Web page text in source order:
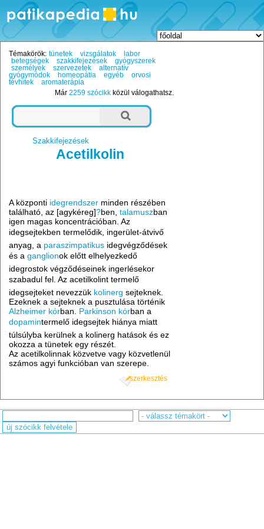
Témakörök: tünetek vizsgálatok
labor
betegségek
szakkifejezések
gyógyszerek
személyek
szervezetek
alternatív
gyógymódok
homeopátia egyéb
orvosi
tévhitek
aromaterápia
Már2259 szócikk közül válogathatsz.
Szakkifejezések
Acetilkolin
A központi idegrendszer minden részében
található, az [agykéreg]?ben,talamuszban
igen magas koncentrációban. Az
idegsejtekben termelődik, ingerület-átvivő
anyag, a paraszimpatikus idegvégződések
és aganglionok előtt elhelyezkedő
idegrostok végződéseinek ingerlésekor
szabadul fel. Az acetilkolint termelő
idegsejteket nevezzük kolinerg sejteknek.
Ezeknek a sejteknek a pusztulása történik
Alzheimer kórban. Parkinson kórban a
dopamintermelő idegsejtek hiánya miatt
túlsúlyba kerülnek a kolinerg hatások és ez
okozza a tünetek egy részét.
Az acetilkolinnak közvetve vagy közvetlenül
számos agyi funkcióban van szerepe.
szerkesztés